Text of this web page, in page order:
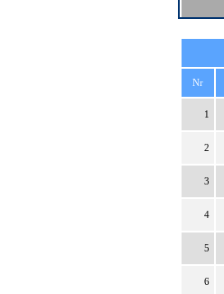
Nr
1
2
3
4
5
6